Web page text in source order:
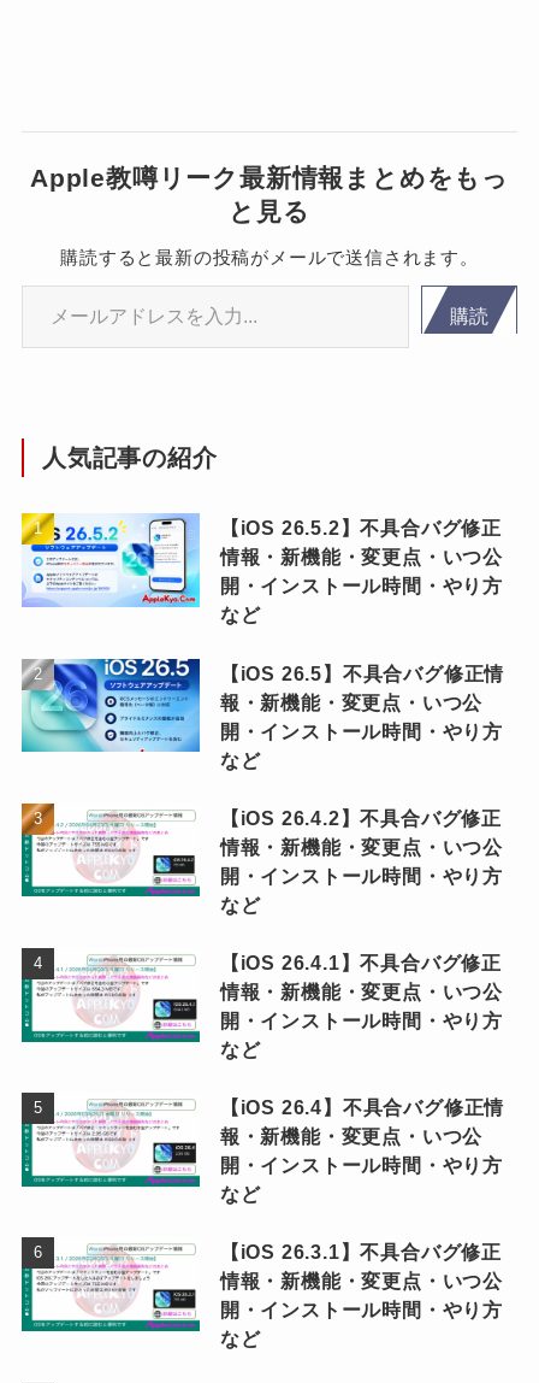
Apple教噂リーク最新情報まとめをもっ
と見る
購読すると最新の投稿がメールで送信されます。
メールアドレスを入力...
購読
人気記事の紹介
【iOS 26.5.2】不具合バグ修正
情報・新機能・変更点・いつ公
開・インストール時間・やり方
など
【iOS 26.5】不具合バグ修正情
報・新機能・変更点・いつ公
開・インストール時間・やり方
など
【iOS 26.4.2】不具合バグ修正
情報・新機能・変更点・いつ公
開・インストール時間・やり方
など
【iOS 26.4.1】不具合バグ修正
情報・新機能・変更点・いつ公
開・インストール時間・やり方
など
【iOS 26.4】不具合バグ修正情
報・新機能・変更点・いつ公
開・インストール時間・やり方
など
【iOS 26.3.1】不具合バグ修正
情報・新機能・変更点・いつ公
開・インストール時間・やり方
など